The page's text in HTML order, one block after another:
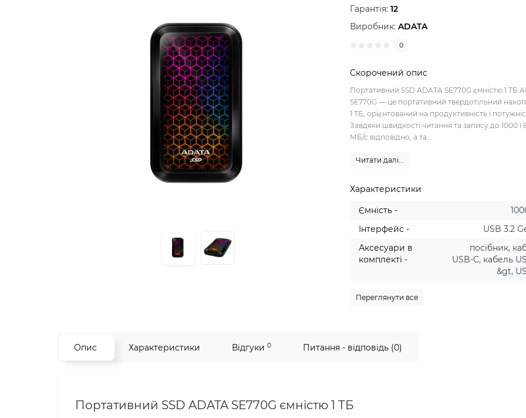
Гарантія: 12
Виробник:ADATA
0
Скорочений опис
Портативний SSD ADATA SE770G ємністю 1 ТБ
SE770G — це портативний твердотільний
1 ТБ, орієнтований на продуктивність і
Завдяки швидкості читання та запису до 1000 і
МБ/с відповідно, а та...
Читати далі...
Характеристики
Ємність -
Інтерфейс -
USB 3.2
Аксесуари в
комплекті -
посібник,
USB-C, кабель
&gt,
Переглянути все
Опис Характеристики Відгуки 0 Питання - відповідь (0)
Портативний SSD ADATA SE770G ємністю 1 ТБ